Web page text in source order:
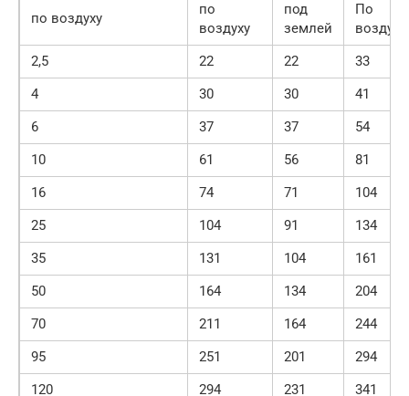
по воздуху
по
воздуху
под
землей
По
воздуху
2,5
22 22
33
4
30 30
41
6
37 37
54
10
61 56
81
16
74 71
104
25
104 91
134
35
131 104
161
50
164 134
204
70
211 164
244
95
251 201
294
120
294 231 341